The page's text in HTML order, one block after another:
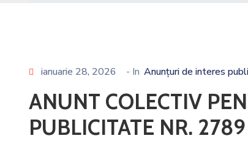
ianuarie 28, 2026 - In Anunțuri de interes
ANUNT COLECTIV
PUBLICITATE NR.